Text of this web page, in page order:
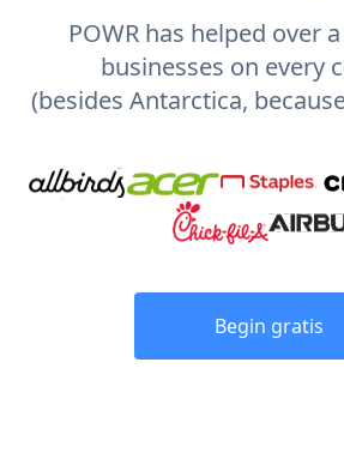
POWR has helped over
businesses on every
(besides Antarctica,
Begin gratis